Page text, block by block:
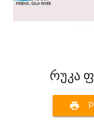
რუკა
print